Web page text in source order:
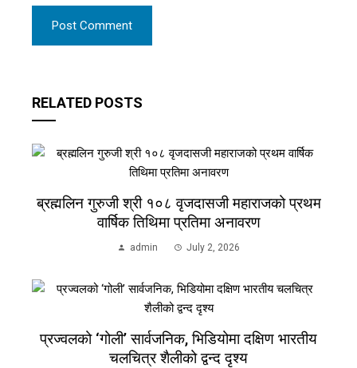
RELATED POSTS
ब्रह्मलिन गुरुजी श्री १०८ वृजदासजी महाराजको प्रथम
वार्षिक तिथिमा प्रतिमा अनावरण
admin July 2, 2026
प्रज्वलको ‘गोली’ सार्वजनिक, भिडियोमा दक्षिण भारतीय
चलचित्र शैलीको द्वन्द दृश्य